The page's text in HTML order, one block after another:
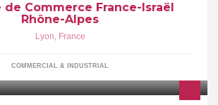
de Commerce France-Israël
Rhône-Alpes
Lyon, France
COMMERCIAL & INDUSTRIAL